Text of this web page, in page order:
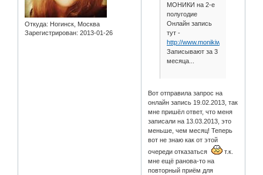
Откуда: Ногинск, Москва
Зарегистрирован: 2013-01-26
МОНИКИ на 2-е
полугодие
Онлайн запись
тут -
http://www.monikiweb.ru/main.htm
Записывают за 3
месяца...
Вот отправила запрос на
онлайн запись 19.02.2013, так
мне пришёл ответ, что меня
записали на 13.03.2013, это
меньше, чем месяц! Теперь
вот не знаю как от этой
очереди отказаться
т.к.
мне ещё ранова-то на
повторный приём для